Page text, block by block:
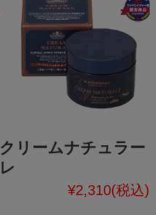
クリームナチュラー
レ
¥2,310(税込)